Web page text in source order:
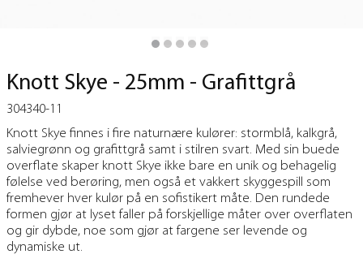
Knott Skye - 25mm - Grafittgrå
304340-11
Knott Skye finnes i fire naturnære kulører: stormblå, kalkgrå,
salviegrønn og grafittgrå samt i stilren svart. Med sin buede
overflate skaper knott Skye ikke bare en unik og behagelig
følelse ved berøring, men også et vakkert skyggespill som
fremhever hver kulør på en sofistikert måte. Den rundede
formen gjør at lyset faller på forskjellige måter over overflaten
og gir dybde, noe som gjør at fargene ser levende og
dynamiske ut.